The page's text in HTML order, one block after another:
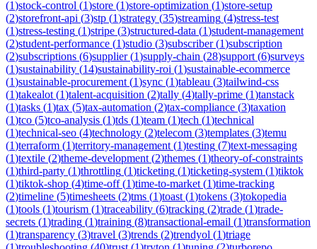
(1)stock-control (1)store (1)store-optimization (1)store-setup
(2)storefront-api (3)stp (1)strategy (35)streaming (4)stress-test
(1)stress-testing (1)stripe (3)structured-data (1)student-management
(2)student-performance (1)studio (3)subscriber(1)subscription
(2)subscriptions (6)supplier(1)supply-chain (28)support (6)surveys
(1)sustainability (14)sustainability-roi (1)sustainable-ecommerce
(1)sustainable-procurement (1)sync (1)tableau (3)tailwind-css
(1)takealot (1)talent-acquisition (2)tally (4)tally-prime (1)tanstack
(1)tasks (1)tax (5)tax-automation (2)tax-compliance (3)taxation
(1)tco (5)tco-analysis (1)tds (1)team (1)tech (1)technical
(1)technical-seo (4)technology (2)telecom (3)templates (3)temu
(1)terraform (1)territory-management (1)testing (7)text-messaging
(1)textile (2)theme-development (2)themes (1)theory-of-constraints
(1)third-party (1)throttling (1)ticketing (1)ticketing-system (1)tiktok
(1)tiktok-shop (4)time-off(1)time-to-market (1)time-tracking
(2)timeline (5)timesheets (2)tms (1)toast (1)tokens (3)tokopedia
(1)tools (1)tourism (1)traceability (6)tracking (2)trade (1)trade-
secrets (1)trading (1)training (8)transactional-email (1)transformation
(1)transparency (3)travel (3)trends (2)trendyol (1)triage